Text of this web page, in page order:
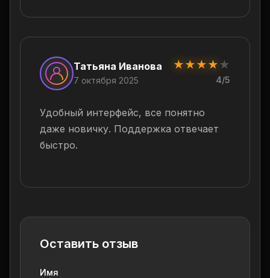
Татьяна Иванова
7 октября 2025
★★★★★
4/5
Удобный интерфейс, все понятно
даже новичку. Поддержка отвечает
быстро.
Оставить отзыв
Имя